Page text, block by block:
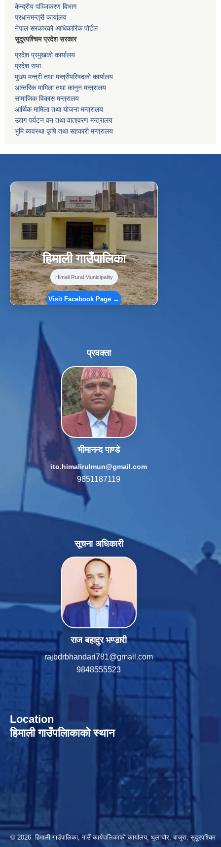
केन्द्रीय पञ्जिकरण विभाग
प्रधानमन्त्री कार्यालय
नेपाल सरकारको आधिकारिक पोर्टल
सुदूरपश्चिम प्रदेश सरकार
प्रदेश प्रमुखको कार्यालय
प्रदेश सभा
मुख्य मन्त्री तथा मन्त्रीपरिषदको कार्यालय
आन्तरिक मामिला तथा कानुन मन्त्रालय
सामाजिक विकास मन्त्रालय
आर्थिक मामिला तथा योजना मन्त्रालय
उद्यग पर्यटन वन तथा वातावरण मन्त्रालय
भुमि ब्यवस्था कृषि तथा सहकारी मन्त्रालय
f Facebook ⋯
हिमाली गाउँपालिका
Himali Rural Municipality
Visit Facebook Page →
प्रवक्ता
भीमानन्द पाण्डे
ito.himalirulmun@gmail.com
9851187119
सूचना अधिकारी
राज बहादुर भण्डारी
rajbdrbhandari781@gmail.com
9848555523
Location
हिमाली गाउँपलािकाको स्थान
© 2026 हिमाली गाउँपालिका, गाउँ कार्यपालिकाकाे कार्यालय, धुलाचौर, बाजुरा, सुदूरपश्चिम